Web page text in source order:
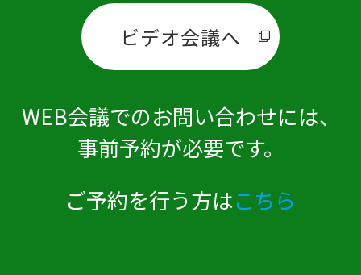
ビデオ会議へ
WEB会議でのお問い合わせには、
事前予約が必要です。
ご予約を行う方はこちら